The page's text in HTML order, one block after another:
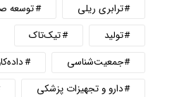
ترابری ریلی
توسعه
تولید
تیک‌تاک
جمعیت‌شناسی
دارو و تجهیزات پزشکی